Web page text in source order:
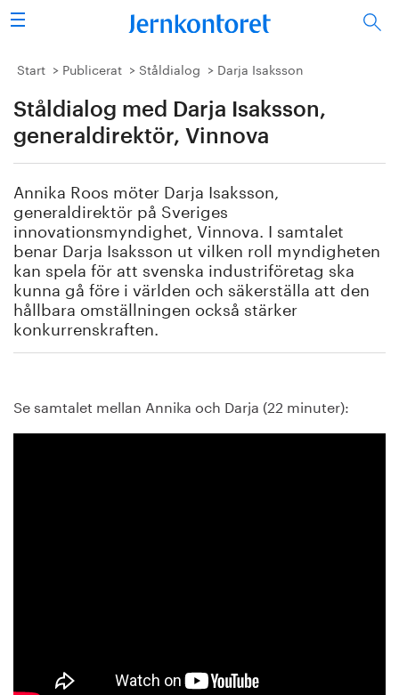
Sök
Stålindustrin
Vision 2050
Energi/miljö
Vi tycker
Publicerat
Bildbank
Start Publicerat Ståldialog Darja Isaksson
Ståldialog med Darja Isaksson,
generaldirektör, Vinnova
Annika Roos möter Darja Isaksson,
generaldirektör på Sveriges
innovationsmyndighet, Vinnova. I samtalet
benar Darja Isaksson ut vilken roll myndigheten
kan spela för att svenska industriföretag ska
kunna gå före i världen och säkerställa att den
hållbara omställningen också stärker
konkurrenskraften.
Se samtalet mellan Annika och Darja (22 minuter):